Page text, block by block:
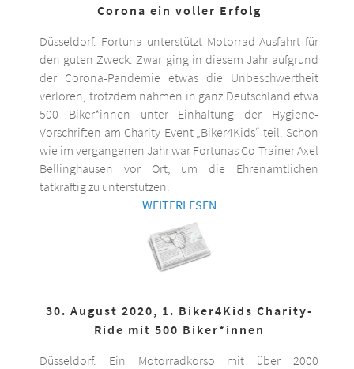
Corona ein voller Erfolg
Düsseldorf. Fortuna unterstützt Motorrad-Ausfahrt für
den guten Zweck. Zwar ging in diesem Jahr aufgrund
der Corona-Pandemie etwas die Unbeschwertheit
verloren, trotzdem nahmen in ganz Deutschland etwa
500 Biker*innen unter Einhaltung der Hygiene-
Vorschriften am Charity-Event „Biker4Kids“ teil. Schon
wie im vergangenen Jahr war Fortunas Co-Trainer Axel
Bellinghausen vor Ort, um die Ehrenamtlichen
tatkräftig zu unterstützen.
WEITERLESEN
30. August 2020, 1. Biker4Kids Charity-
Ride mit 500 Biker*innen
Düsseldorf. Ein Motorradkorso mit über 2000